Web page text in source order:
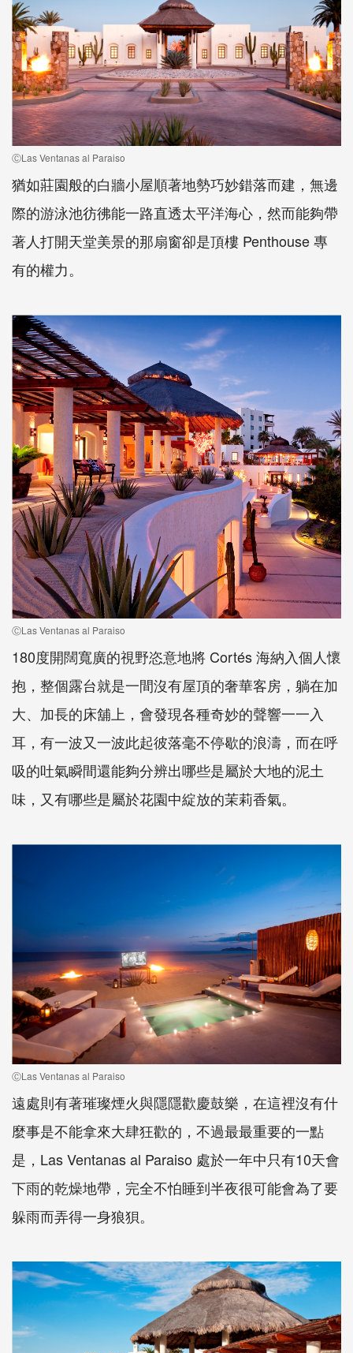
ⒸLas Ventanas al Paraiso
猶如莊園般的白牆小屋順著地勢巧妙錯落而建，無邊
際的游泳池彷彿能一路直透太平洋海心，然而能夠帶
著人打開天堂美景的那扇窗卻是頂樓 Penthouse 專
有的權力。
ⒸLas Ventanas al Paraiso
180度開闊寬廣的視野恣意地將 Cortés 海納入個人懷
抱，整個露台就是一間沒有屋頂的奢華客房，躺在加
大、加長的床舖上，會發現各種奇妙的聲響一一入
耳，有一波又一波此起彼落毫不停歇的浪濤，而在呼
吸的吐氣瞬間還能夠分辨出哪些是屬於大地的泥土
味，又有哪些是屬於花園中綻放的茉莉香氣。
ⒸLas Ventanas al Paraiso
遠處則有著璀璨煙火與隱隱歡慶鼓樂，在這裡沒有什
麼事是不能拿來大肆狂歡的，不過最最重要的一點
是，Las Ventanas al Paraiso 處於一年中只有10天會
下雨的乾燥地帶，完全不怕睡到半夜很可能會為了要
躲雨而弄得一身狼狽。